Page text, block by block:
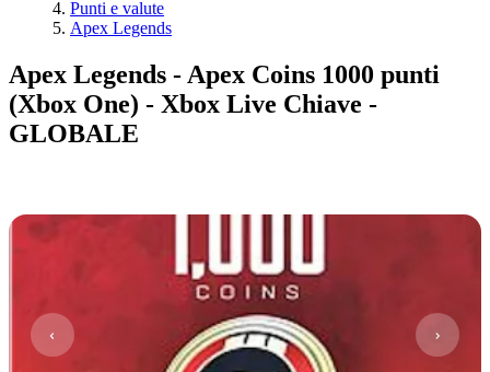
Punti e valute
Apex Legends
Apex Legends - Apex Coins 1000 punti
(Xbox One) - Xbox Live Chiave -
GLOBALE